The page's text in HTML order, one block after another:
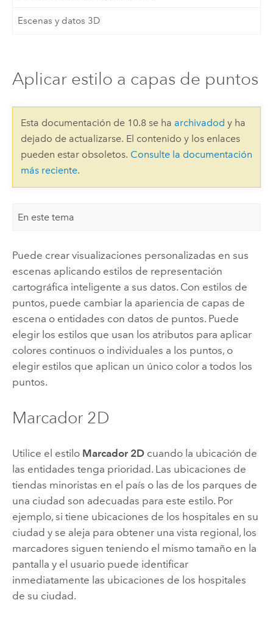
Escenas y datos 3D
Aplicar estilo a capas de puntos
Esta documentación de 10.8 se ha archivadod y ha
dejado de actualizarse. El contenido y los enlaces
pueden estar obsoletos. Consulte la documentación
más reciente.
En este tema
Puede crear visualizaciones personalizadas en sus
escenas aplicando estilos de representación
cartográfica inteligente a sus datos. Con estilos de
puntos, puede cambiar la apariencia de capas de
escena o entidades con datos de puntos. Puede
elegir los estilos que usan los atributos para aplicar
colores continuos o individuales a los puntos, o
elegir estilos que aplican un único color a todos los
puntos.
Marcador 2D
Utilice el estilo Marcador 2Dcuando la ubicación de
las entidades tenga prioridad. Las ubicaciones de
tiendas minoristas en el país o las de los parques de
una ciudad son adecuadas para este estilo. Por
ejemplo, si tiene ubicaciones de los hospitales en su
ciudad y se aleja para obtener una vista regional, los
marcadores siguen teniendo el mismo tamaño en la
pantalla y el usuario puede identificar
inmediatamente las ubicaciones de los hospitales
de su ciudad.